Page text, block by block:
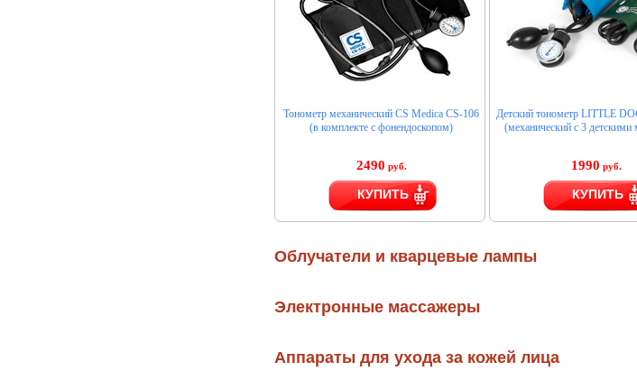
Тонометр механический CS Medica CS-106
(в комплекте с фонендоскопом)
2490 руб.
КУПИТЬ
Детский тонометр LITTLE
(механический с 3 детскими
1990 руб.
КУПИТЬ
Облучатели и кварцевые лампы
Электронные массажеры
Аппараты для ухода за кожей лица